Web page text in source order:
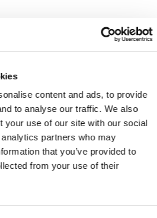
content and ads, to provide
to analyse our traffic. We also
your use of our site with our social
partners who may
that you’ve provided to
from your use of their
Face of TB